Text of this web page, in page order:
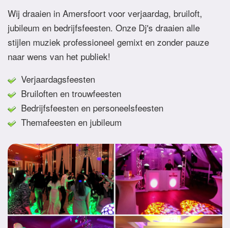
Wij draaien in Amersfoort voor verjaardag, bruiloft,
jubileum en bedrijfsfeesten. Onze Dj's draaien alle
stijlen muziek professioneel gemixt en zonder pauze
naar wens van het publiek!
Verjaardagsfeesten
Bruiloften en trouwfeesten
Bedrijfsfeesten en personeelsfeesten
Themafeesten en jubileum